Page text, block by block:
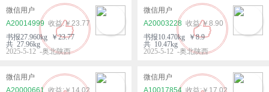
微信用户
A20014999
￥23.77
书报27.960kg ￥23.77
共 27.96kg
2025-5-12 -奥北陕西
微信用户
A20003228
￥8.90
书报10.470kg ￥8.9
共 10.47kg
2025-5-12 -奥北陕西
微信用户
A20000661
￥14.02
微信用户
A10017854
￥17.02